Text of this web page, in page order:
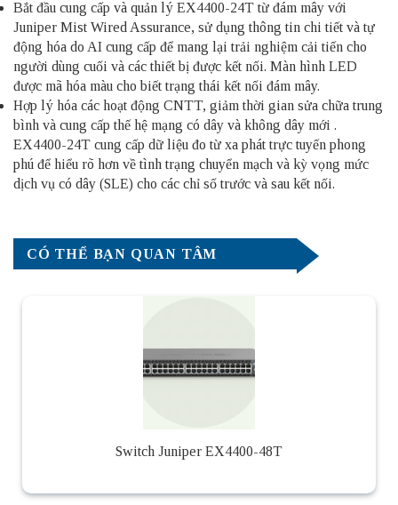
Bắt đầu cung cấp và quản lý EX4400-24T từ đám mây với
Juniper Mist Wired Assurance, sử dụng thông tin chi tiết và tự
động hóa do AI cung cấp để mang lại trải nghiệm cải tiến cho
người dùng cuối và các thiết bị được kết nối. Màn hình LED
được mã hóa màu cho biết trạng thái kết nối đám mây.
Hợp lý hóa các hoạt động CNTT, giảm thời gian sửa chữa trung
bình và cung cấp thế hệ mạng có dây và không dây mới .
EX4400-24T cung cấp dữ liệu đo từ xa phát trực tuyến phong
phú để hiểu rõ hơn về tình trạng chuyển mạch và kỳ vọng mức
dịch vụ có dây (SLE) cho các chỉ số trước và sau kết nối.
CÓ THỂ BẠN QUAN TÂM
Switch Juniper EX4400-48T